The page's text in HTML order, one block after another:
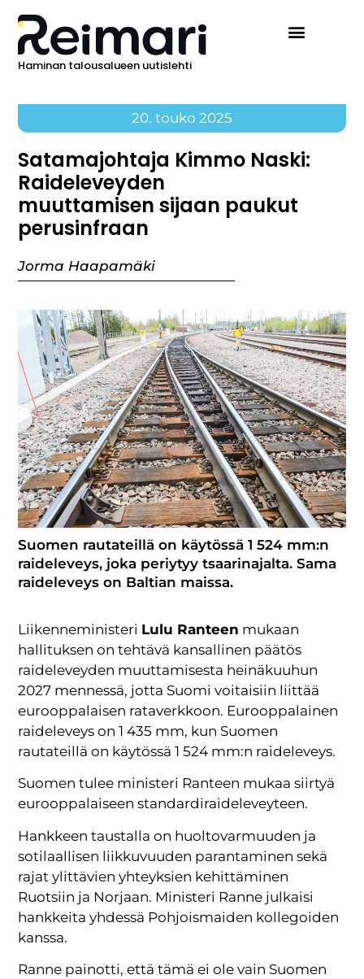
Haminan talousalueen uutislehti
20. touko 2025
Satamajohtaja Kimmo Naski:
Raideleveyden
muuttamisen sijaan paukut
perusinfraan
Jorma Haapamäki
Suomen rautateillä on käytössä 1 524 mm:n
raideleveys, joka periytyy tsaarinajalta. Sama
raideleveys on Baltian maissa.
Liikenneministeri Lulu Ranteen mukaan
hallituksen on tehtävä kansallinen päätös
raideleveyden muuttamisesta heinäkuuhun
2027 mennessä, jotta Suomi voitaisiin liittää
eurooppalaisen rataverkkoon. Eurooppalainen
raideleveys on 1 435 mm, kun Suomen
rautateillä on käytössä 1 524 mm:n raideleveys.
Suomen tulee ministeri Ranteen mukaa siirtyä
eurooppalaiseen standardiraideleveyteen.
Hankkeen taustalla on huoltovarmuuden ja
sotilaallisen liikkuvuuden parantaminen sekä
rajat ylittävien yhteyksien kehittäminen
Ruotsiin ja Norjaan. Ministeri Ranne julkaisi
hankkeita yhdessä Pohjoismaiden kollegoiden
kanssa.
Ranne painotti, että tämä ei ole vain Suomen